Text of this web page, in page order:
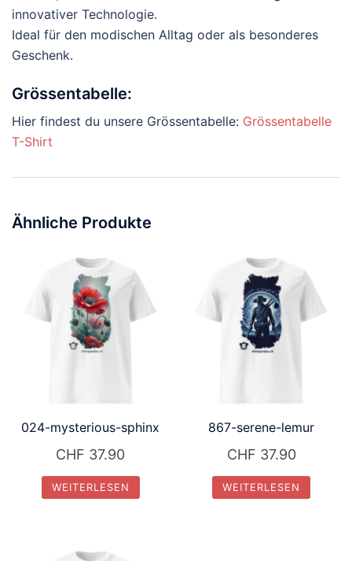
innovativer Technologie.
Ideal für den modischen Alltag oder als besonderes
Geschenk.
Grössentabelle:
Hier findest du unsere Grössentabelle: Grössentabelle
T-Shirt
Ähnliche Produkte
024-mysterious-sphinx
CHF 37.90
WEITERLESEN
867-serene-lemur
CHF 37.90
WEITERLESEN